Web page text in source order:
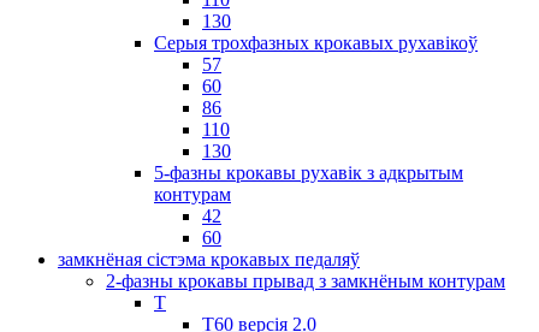
130
Серыя трохфазных крокавых рухавікоў
57
60
86
110
130
5-фазны крокавы рухавік з адкрытым
контурам
42
60
замкнёная сістэма крокавых педаляў
2-фазны крокавы прывад з замкнёным контурам
T
Т60 версія 2.0